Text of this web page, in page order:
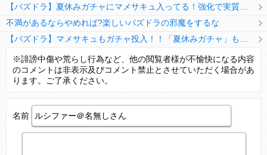
不満があるならやめれば?楽しいパズドラの邪魔をするな
【パズドラ】TB・HEARTSの6人は全員分岐進化とアシスト2種あり！HEARTSエンジェルの進化いいな
変な所でセーブして詰んだゲーム、貴方にはありますか？
Powered by livedoor 相互RSS
※誹謗中傷や荒らし行為など、他の閲覧者様が不愉快になる内容
のコメントは非表示及びコメント禁止とさせていただく場合があ
ります。ご了承ください。
名前